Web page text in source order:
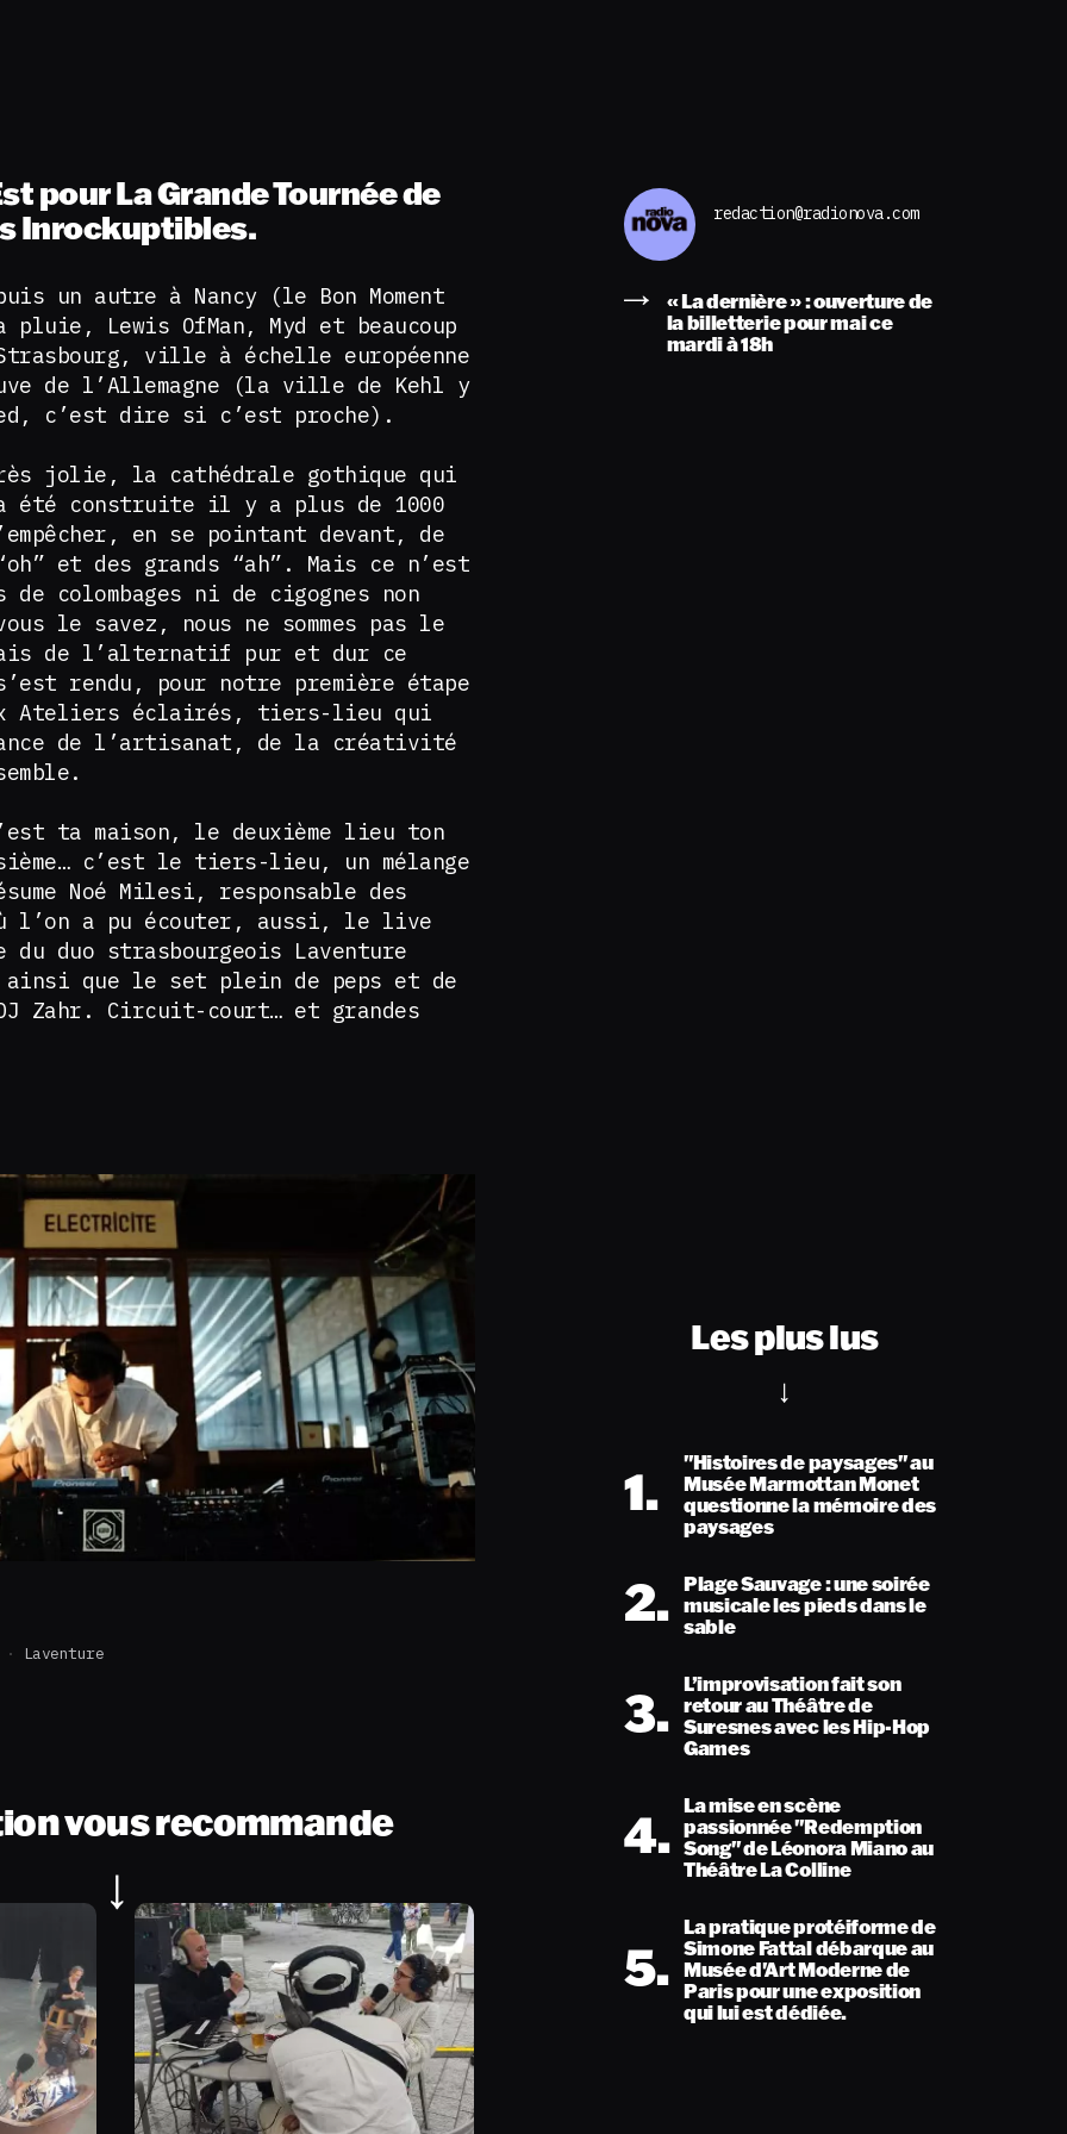
pour La Grande Tournée de
Inrockuptibles.
un autre à Nancy (le Bon Moment
Lewis OfMan, Myd et beaucoup
ville à échelle européenne
de l’Allemagne (la ville de Kehl y
c’est dire si c’est proche).
jolie, la cathédrale gothique qui
été construite il y a plus de 1000
en se pointant devant, de
et des grands “ah”. Mais ce n’est
colombages ni de cigognes non
le savez, nous ne sommes pas le
de l’alternatif pur et dur ce
rendu, pour notre première étape
Ateliers éclairés, tiers-lieu qui
de l’artisanat, de la créativité
ta maison, le deuxième lieu ton
c’est le tiers-lieu, un mélange
Noé Milesi, responsable des
l’on a pu écouter, aussi, le live
duo strasbourgeois Laventure
que le set plein de peps et de
Zahr. Circuit-court… et grandes
Laventure
vous recommande
redaction@radionova.com
« La dernière » : ouverture de
la billetterie pour mai ce
mardi à 18h
Les plus lus
1.
"Histoires de paysages" au
Musée Marmottan Monet
questionne la mémoire des
paysages
2. Plage Sauvage : une soirée
musicale les pieds dans le
sable
3. L’improvisation fait son
retour au Théâtre de
Suresnes avec les Hip-Hop
Games
4. La mise en scène
passionnée "Redemption
Song" de Léonora Miano au
Théâtre La Colline
5.
La pratique protéiforme de
Simone Fattal débarque au
Musée d'Art Moderne de
Paris pour une exposition
qui lui est dédiée.